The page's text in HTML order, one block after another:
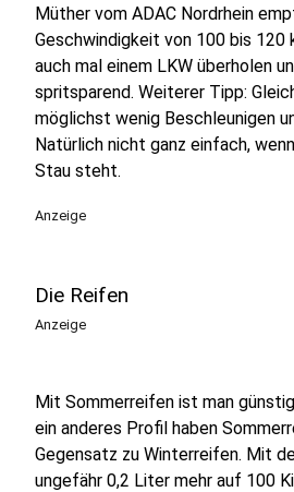
Müther vom ADAC Nordrhein
Geschwindigkeit von 100 bis 120
auch mal einem LKW überholen
spritsparend. Weiterer Tipp:
möglichst wenig Beschleunigen
Natürlich nicht ganz einfach,
Stau steht.
Anzeige
Die Reifen
Anzeige
Mit Sommerreifen ist man
ein anderes Profil haben
Gegensatz zu Winterreifen. Mit
ungefähr 0,2 Liter mehr auf 100